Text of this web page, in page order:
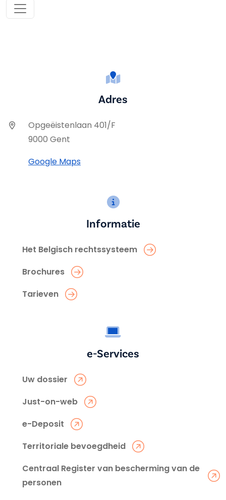
Adres
Opgeëistenlaan 401/F
9000 Gent
Google Maps
Informatie
Het Belgisch rechtssysteem
Brochures
Tarieven
e-Services
Uw dossier
Just-on-web
e-Deposit
Territoriale bevoegdheid
Centraal Register van bescherming van de
personen